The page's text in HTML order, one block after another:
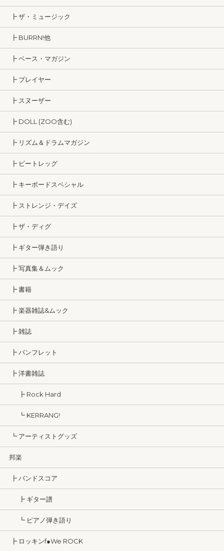
┣ ザ・ミュージック
┣ BURRN!他
┣ ベース・マガジン
┣ プレイヤー
┣ スヌーザー
┣ DOLL (ZOO含む)
┣ リズム＆ドラムマガジン
┣ ビートレッグ
┣ キーボードスペシャル
┣ ストレンジ・デイズ
┣ ザ・ディグ
┣ ギター弾き語り
┣ 写真集＆ムック
┣ 書籍
┣ 楽器雑誌&ムック
┣ 雑誌
┣ パンフレット
┣ 洋書雑誌
┣ Rock Hard
┗ KERRANG!
┗ アーティストグッズ
邦楽
┣ バンドスコア
┣ ギター譜
┗ ピアノ弾き語り
┣ ロッキンf●We ROCK